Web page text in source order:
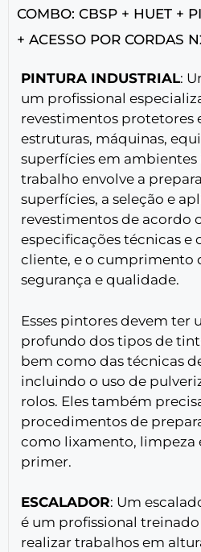
COMBO: CBSP + HUET +
+ ACESSO POR CORDAS
PINTURA INDUSTRIAL:
um profissional
revestimentos protetores
estruturas, máquinas,
superfícies em ambientes
trabalho envolve a
superfícies, a seleção e
revestimentos de acordo
especificações técnicas e
cliente, e o cumprimento
segurança e qualidade.
Esses pintores devem ter
profundo dos tipos de
bem como das técnicas
incluindo o uso de
rolos. Eles também
procedimentos de
como lixamento, limpeza
primer.
ESCALADOR: Um
é um profissional
realizar trabalhos em